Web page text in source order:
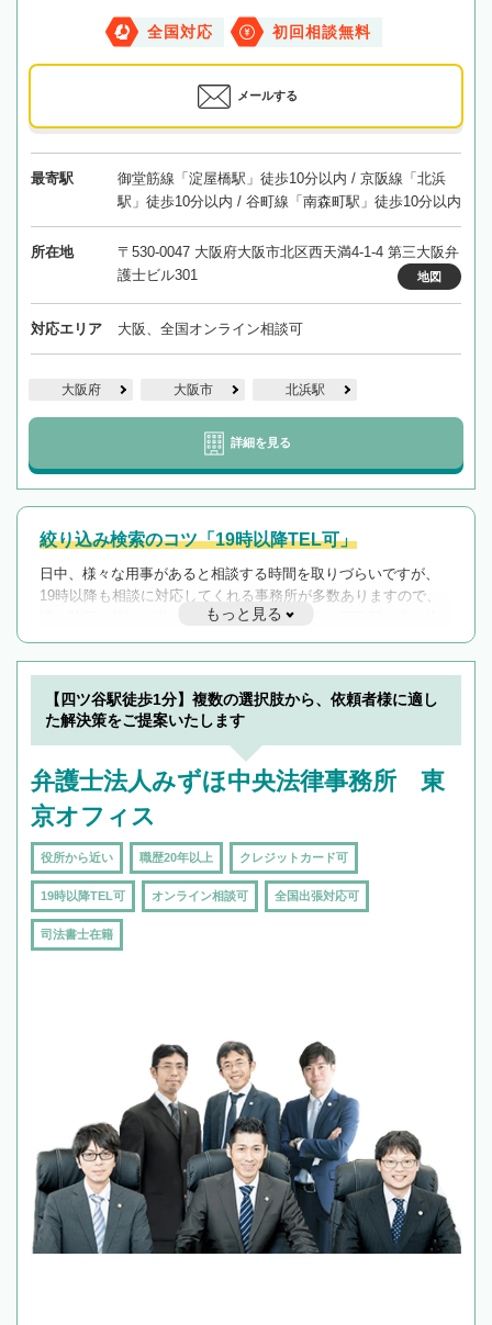
全国対応 初回相談無料
メールする
最寄駅
御堂筋線「淀屋橋駅」徒歩10分以内 / 京阪線「北浜
駅」徒歩10分以内 / 谷町線「南森町駅」徒歩10分以内
所在地
〒530-0047 大阪府大阪市北区西天満4-1-4 第三大阪弁
護士ビル301
地図
対応エリア 大阪、全国オンライン相談可
大阪府 大阪市 北浜駅
詳細を見る
絞り込み検索のコツ「19時以降TEL可」
日中、様々な用事があると相談する時間を取りづらいですが、
19時以降も相談に対応してくれる事務所が多数ありますので、
遅い時間の相談が増えそうな場合はそのような事務所に絞り込
んで検索してみましょう。
19時以降TEL可の条件
を加えて再検索
もっと見る
【四ツ谷駅徒歩1分】複数の選択肢から、依頼者様に適し
た解決策をご提案いたします
弁護士法人みずほ中央法律事務所 東
京オフィス
役所から近い 職歴20年以上 クレジットカード可
19時以降TEL可 オンライン相談可 全国出張対応可
司法書士在籍